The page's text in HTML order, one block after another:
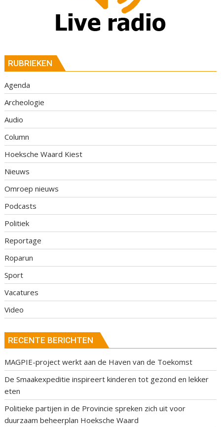
RUBRIEKEN
Agenda
Archeologie
Audio
Column
Hoeksche Waard Kiest
Nieuws
Omroep nieuws
Podcasts
Politiek
Reportage
Roparun
Sport
Vacatures
Video
RECENTE BERICHTEN
MAGPIE-project werkt aan de Haven van de Toekomst
De Smaakexpeditie inspireert kinderen tot gezond en lekker
eten
Politieke partijen in de Provincie spreken zich uit voor
duurzaam beheerplan Hoeksche Waard